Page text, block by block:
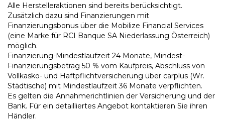
Alle Herstelleraktionen sind bereits berücksichtigt.
Zusätzlich dazu sind Finanzierungen mit
Finanzierungsbonus über die Mobilize Financial Services
(eine Marke für RCI Banque SA Niederlassung Österreich)
möglich.
Finanzierung-Mindestlaufzeit 24 Monate, Mindest-
Finanzierungsbetrag 50 % vom Kaufpreis, Abschluss von
Vollkasko- und Haftpflichtversicherung über carplus (Wr.
Städtische) mit Mindestlaufzeit 36 Monate verpflichten.
Es gelten die Annahmerichtlinien der Versicherung und der
Bank. Für ein detailliertes Angebot kontaktieren Sie ihren
Händler.